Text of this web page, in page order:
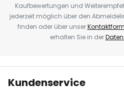
Kaufbewertungen und
jederzeit möglich über den
finden oder über unser
erhalten Sie in der
Kundenservice